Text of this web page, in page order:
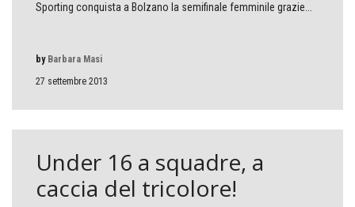
Sporting conquista a Bolzano la semifinale femminile grazie...
27 settembre 2013
by Barbara Masi
Under 16 a squadre, a
caccia del tricolore!